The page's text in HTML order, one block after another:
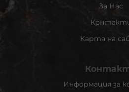
За Нас
Карта на
Информация за